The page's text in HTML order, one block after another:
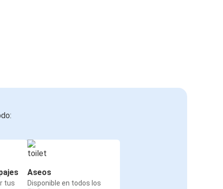
tus
Aseos
Disponible en todos los